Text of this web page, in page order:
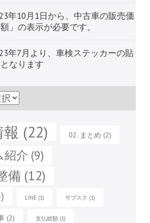
年7月より、車検ステッカーの貼り
なります
年10月1日から、中古車の販売価
」の表示が必要です。
(22) 02. まとめ (2)
紹介 (9)
備 (12)
LINE (1) サブスク (1)
(2) 支払総額 (1)